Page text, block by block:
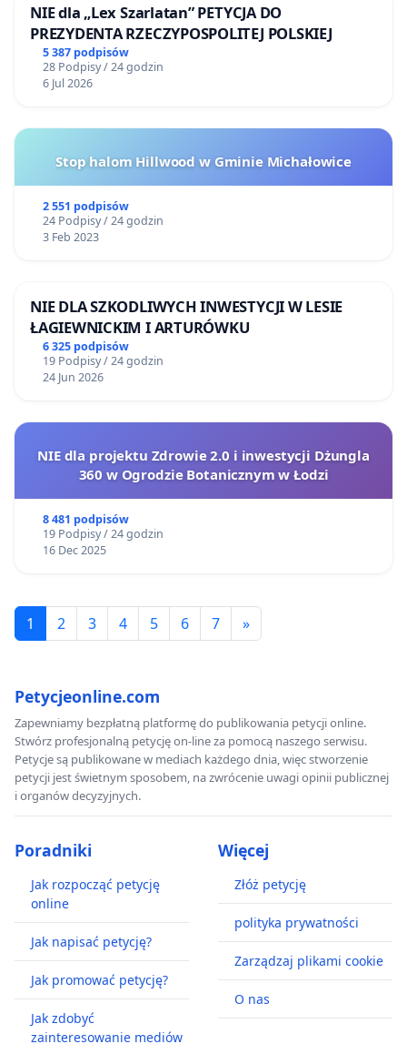
NIE dla „Lex Szarlatan” PETYCJA DO
PREZYDENTA RZECZYPOSPOLITEJ POLSKIEJ
5 387 podpisów
28 Podpisy / 24 godzin
6 Jul 2026
Stop halom Hillwood w Gminie Michałowice
2 551 podpisów
24 Podpisy / 24 godzin
3 Feb 2023
NIE DLA SZKODLIWYCH INWESTYCJI W LESIE
ŁAGIEWNICKIM I ARTURÓWKU
6 325 podpisów
19 Podpisy / 24 godzin
24 Jun 2026
NIE dla projektu Zdrowie 2.0 i inwestycji Dżungla
360 w Ogrodzie Botanicznym w Łodzi
8 481 podpisów
19 Podpisy / 24 godzin
16 Dec 2025
1 2 3 4 5 6 7 »
Petycjeonline.com
Zapewniamy bezpłatną platformę do publikowania petycji online.
Stwórz profesjonalną petycję on-line za pomocą naszego serwisu.
Petycje są publikowane w mediach każdego dnia, więc stworzenie
petycji jest świetnym sposobem, na zwrócenie uwagi opinii publicznej
i organów decyzyjnych.
Poradniki
Jak rozpocząć petycję
online
Jak napisać petycję?
Jak promować petycję?
Jak zdobyć
zainteresowanie mediów
Więcej
Złóż petycję
polityka prywatności
Zarządzaj plikami cookie
O nas